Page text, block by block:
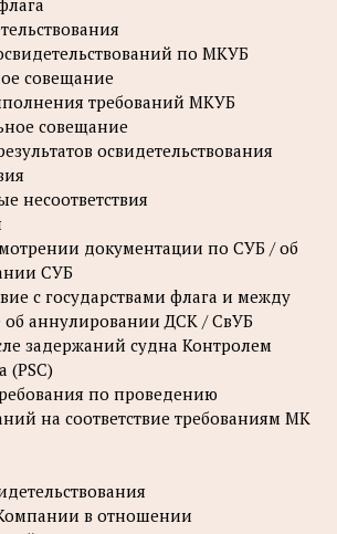
по МКУБ
совещание
требований МКУБ
совещание
освидетельствования
несоответствия
документации по СУБ / об
СУБ
с государствами флага и между
аннулировании ДСК / СвУБ
задержаний судна Контролем
(PSC)
по проведению
на соответствие требованиям МК
в отношении